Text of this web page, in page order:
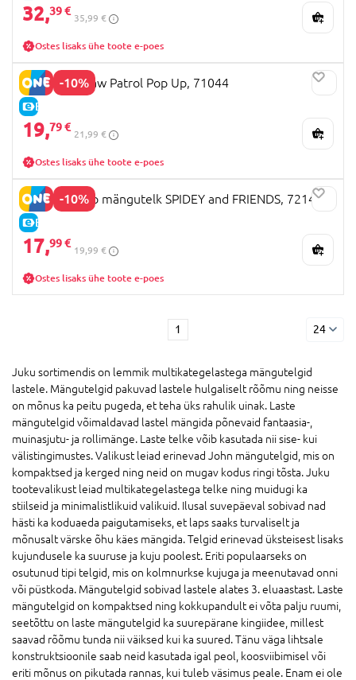
32,39 €
35,99 €
Ostes lisaks ühe toote e-poes
-10%
E-HIND
JOHN telk Paw Patrol Pop Up, 71044
19,79 €
21,99 €
Ostes lisaks ühe toote e-poes
-10%
E-HIND
JOHN pop-up mängutelk SPIDEY and FRIENDS, 72144
17,99 €
19,99 €
Ostes lisaks ühe toote e-poes
1 24
Juku sortimendis on lemmik multikategelastega mängutelgid
lastele. Mängutelgid pakuvad lastele hulgaliselt rõõmu ning neisse
on mõnus ka peitu pugeda, et teha üks rahulik uinak. Laste
mängutelgid võimaldavad lastel mängida põnevaid fantaasia-,
muinasjutu- ja rollimänge. Laste telke võib kasutada nii sise- kui
välistingimustes. Valikust leiad erinevad John mängutelgid, mis on
kompaktsed ja kerged ning neid on mugav kodus ringi tõsta. Juku
tootevalikust leiad multikategelastega telke ning muidugi ka
stiilseid ja minimalistlikuid valikuid. Ilusal suvepäeval sobivad nad
hästi ka koduaeda paigutamiseks, et laps saaks turvaliselt ja
mõnusalt värske õhu käes mängida. Telgid erinevad üksteisest lisaks
kujundusele ka suuruse ja kuju poolest. Eriti populaarseks on
osutunud tipi telgid, mis on kolmnurkse kujuga ja meenutavad onni
või püstkoda. Mängutelgid sobivad lastele alates 3. eluaastast. Laste
mängutelgid on kompaktsed ning kokkupandult ei võta palju ruumi,
seetõttu on laste mängutelgid ka suurepärane kingiidee, millest
saavad rõõmu tunda nii väiksed kui ka suured. Tänu väga lihtsale
konstruktsioonile saab neid kasutada igal peol, koosviibimisel või
eriti mõnus on pikutada rannas, kui tuleb väsimus peale. Enam ei ole